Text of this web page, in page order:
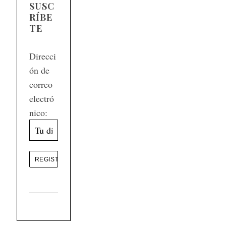
SUSC
RÍBE
TE
Direcci
ón de
correo
electró
nico: